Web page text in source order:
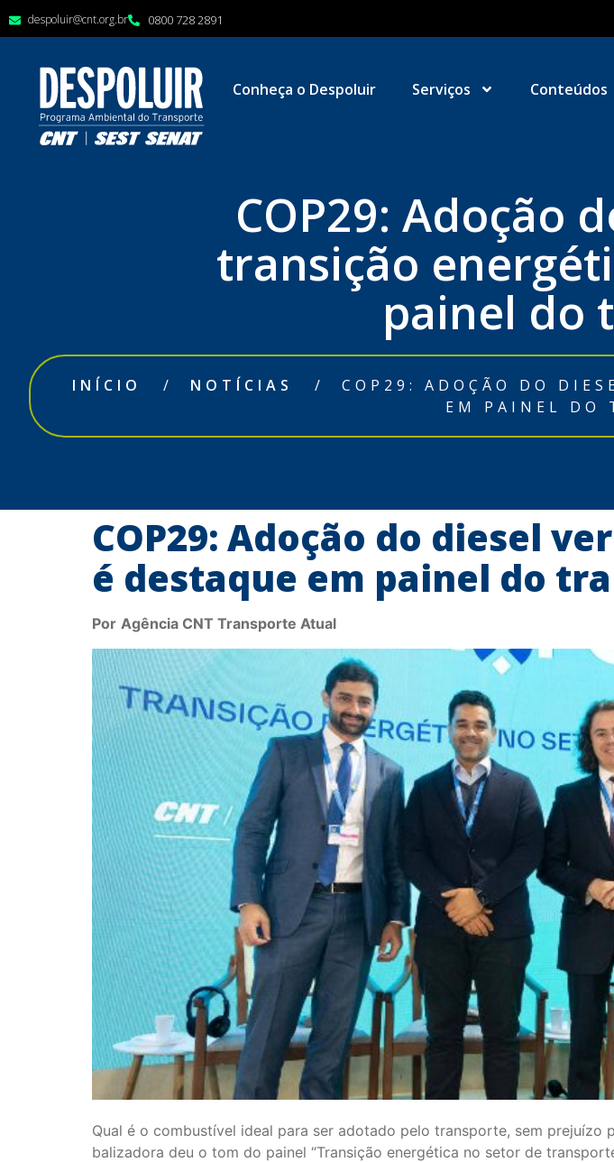
despoluir@cnt.org.br 0800 728 2891
Conheça o Despoluir Serviços Conteúdos
COP29: Adoção
transição
painel do
INÍCIO / NOTÍCIAS /
COP29: ADOÇÃO DO
EM PAINEL DO
COP29: Adoção do diesel
é destaque em painel do
Por Agência CNT Transporte Atual
Qual é o combustível ideal para ser adotado pelo transporte, sem
balizadora deu o tom do painel “Transição energética no setor de